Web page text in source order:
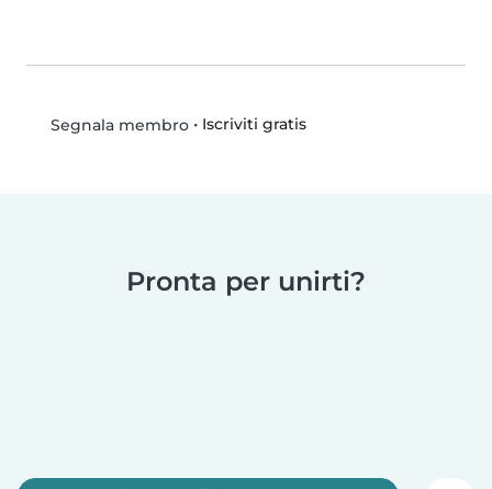
Segnala membro• Iscriviti gratis
Pronta per unirti?